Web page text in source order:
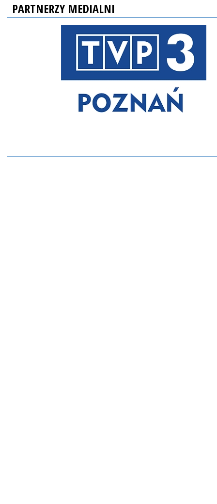
PARTNERZY MEDIALNI